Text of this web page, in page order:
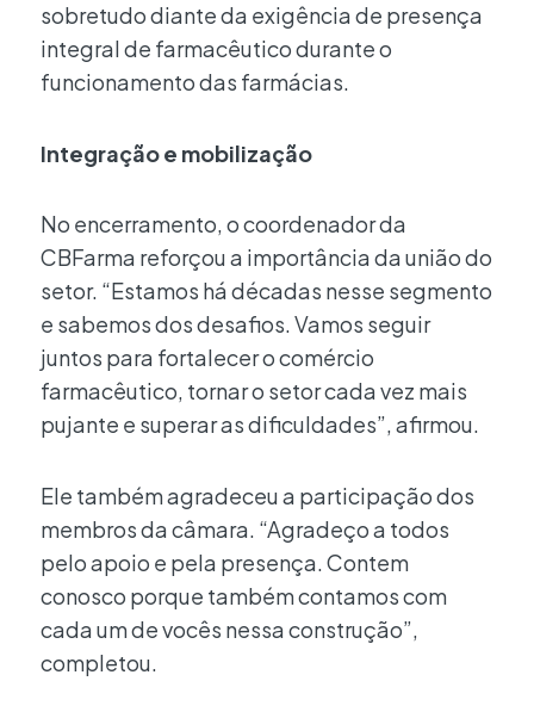
sobretudo diante da exigência de presença
integral de farmacêutico durante o
funcionamento das farmácias.
Integração e mobilização
No encerramento, o coordenador da
CBFarma reforçou a importância da união do
setor. “Estamos há décadas nesse segmento
e sabemos dos desafios. Vamos seguir
juntos para fortalecer o comércio
farmacêutico, tornar o setor cada vez mais
pujante e superar as dificuldades”, afirmou.
Ele também agradeceu a participação dos
membros da câmara. “Agradeço a todos
pelo apoio e pela presença. Contem
conosco porque também contamos com
cada um de vocês nessa construção”,
completou.